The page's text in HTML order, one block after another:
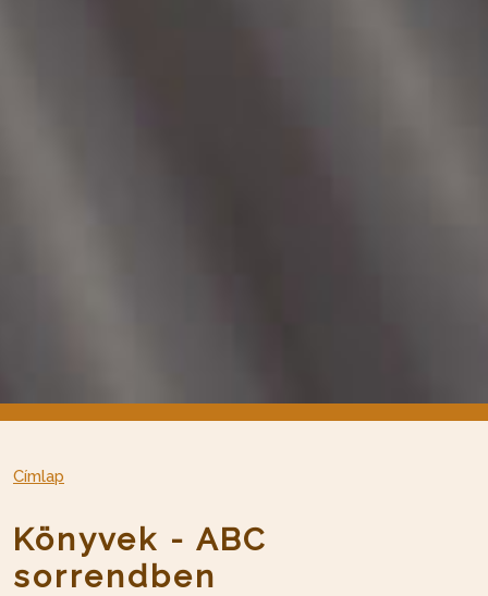
Címlap
Könyvek - ABC
sorrendben